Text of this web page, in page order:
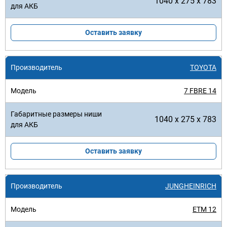
Оставить заявку
TOYOTA
7 FBRE 14
1040 x 275 x 783
Оставить заявку
JUNGHEINRICH
ETM 12